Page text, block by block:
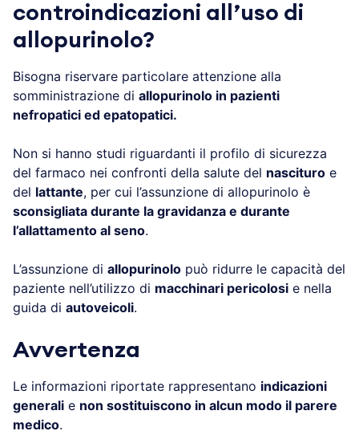
controindicazioni all’uso di
allopurinolo?
Bisogna riservare particolare attenzione alla
somministrazione di allopurinolo in pazienti
nefropatici ed epatopatici.
Non si hanno studi riguardanti il profilo di sicurezza
del farmaco nei confronti della salute del nascituro e
del lattante, per cui l’assunzione di allopurinolo è
sconsigliata durante la gravidanza e durante
l’allattamento al seno.
L’assunzione di allopurinolo può ridurre le capacità del
paziente nell’utilizzo di macchinari pericolosi e nella
guida di autoveicoli.
Avvertenza
Le informazioni riportate rappresentano indicazioni
generali e non sostituiscono in alcun modo il parere
medico.